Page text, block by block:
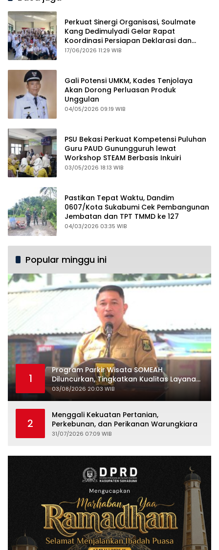
Perkuat Sinergi Organisasi, Soulmate
Kang Dedimulyadi Gelar Rapat
Koordinasi Persiapan Deklarasi dan
Mubes
17/06/2026 11:29 WIB
Gali Potensi UMKM, Kades Tenjolaya
Akan Dorong Perluasan Produk
Unggulan
04/05/2026 09:19 WIB
PSU Bekasi Perkuat Kompetensi Puluhan
Guru PAUD Gunungguruh lewat
Workshop STEAM Berbasis Inkuiri
03/05/2026 18:13 WIB
Pastikan Tepat Waktu, Dandim
0607/Kota Sukabumi Cek Pembangunan
Jembatan dan TPT TMMD ke 127
04/03/2026 03:35 WIB
Popular minggu ini
1
Program Parkir Wisata SOMEAH
Diluncurkan, Tingkatkan Kualitas Layanan
Kepariwisataan
03/08/2026 20:03 WIB
2
Menggali Kekuatan Pertanian,
Perkebunan, dan Perikanan Warungkiara
31/07/2026 07:09 WIB